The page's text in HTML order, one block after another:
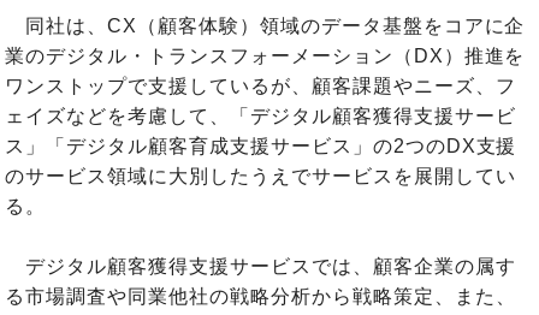
同社は、CX（顧客体験）領域のデータ基盤をコアに企
業のデジタル・トランスフォーメーション（DX）推進を
ワンストップで支援しているが、顧客課題やニーズ、フ
ェイズなどを考慮して、「デジタル顧客獲得支援サービ
ス」「デジタル顧客育成支援サービス」の2つのDX支援
のサービス領域に大別したうえでサービスを展開してい
る。
デジタル顧客獲得支援サービスでは、顧客企業の属す
る市場調査や同業他社の戦略分析から戦略策定、また、